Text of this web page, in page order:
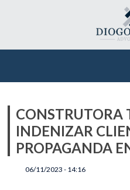
CONSTRUTORA
INDENIZAR
PROPAGANDA
06/11/2023 - 14:16